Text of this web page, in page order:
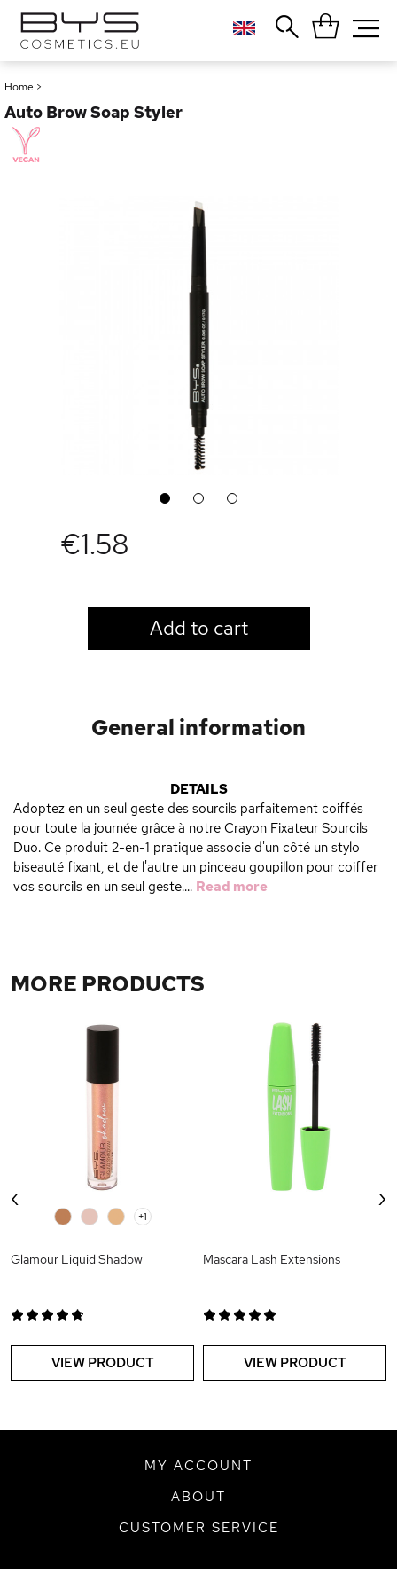
Home >
Auto Brow Soap Styler
1 2 3
€1.58
Add to cart
General information
DETAILS
Adoptez en un seul geste des sourcils parfaitement coiffés
pour toute la journée grâce à notre Crayon Fixateur Sourcils
Duo. Ce produit 2-en-1 pratique associe d'un côté un stylo
biseauté fixant, et de l'autre un pinceau goupillon pour coiffer
vos sourcils en un seul geste.... Read more
MORE PRODUCTS
+1
Glamour Liquid Shadow
VIEW PRODUCT
Mascara Lash Extensions
VIEW PRODUCT
‹ ›
Close
Foundation
MY ACCOUNT
ABOUT
CUSTOMER SERVICE